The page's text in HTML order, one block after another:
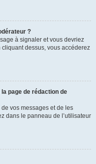
?
à signaler et vous devriez
dessus, vous accéderez
page de rédaction de
vos messages et de les
dans le panneau de l’utilisateur